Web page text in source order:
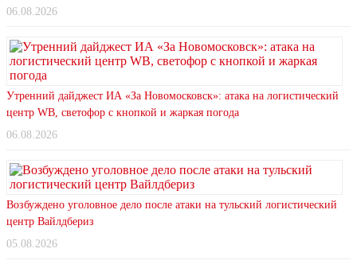
06.08.2026
Утренний дайджест ИА «За Новомосковск»: атака на логистический
центр WB, светофор с кнопкой и жаркая погода
06.08.2026
Возбуждено уголовное дело после атаки на тульский логистический
центр Вайлдбериз
05.08.2026